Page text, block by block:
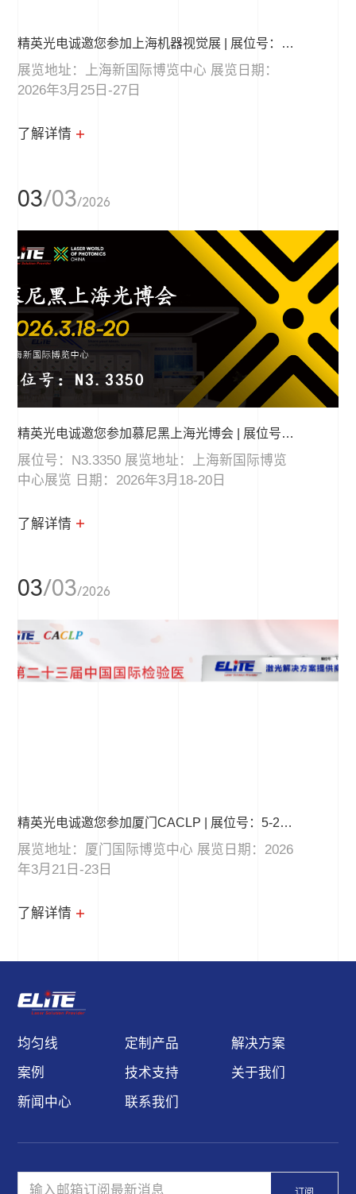
精英光电诚邀您参加上海机器视觉展 | 展位号：W4.4605
​展览地址：上海新国际博览中心 展览日期：
2026年3月25日-27日
了解详情
03/03/2026
精英光电诚邀您参加慕尼黑上海光博会 | 展位号：N3.3350
展位号：N3.3350 展览地址：上海新国际博览
中心展览 日期：2026年3月18-20日
了解详情
03/03/2026
精英光电诚邀您参加厦门CACLP | 展位号：5-2916
展览地址：厦门国际博览中心 展览日期：2026
年3月21日-23日
了解详情
均匀线 定制产品
解决方案
案例
技术支持
关于我们
新闻中心
联系我们